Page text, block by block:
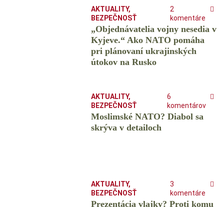
AKTUALITY,
BEZPEČNOSŤ
2
komentáre
„Objednávatelia vojny nesedia v
Kyjeve.“ Ako NATO pomáha
pri plánovaní ukrajinských
útokov na Rusko
AKTUALITY,
BEZPEČNOSŤ
6
komentárov
Moslimské NATO? Diabol sa
skrýva v detailoch
AKTUALITY,
BEZPEČNOSŤ
3
komentáre
Prezentácia vlajky? Proti komu